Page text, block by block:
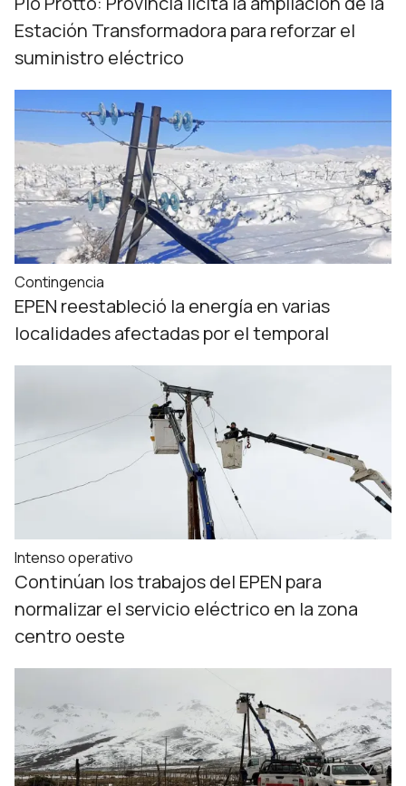
Estación Transformadora para reforzar el
suministro eléctrico
Contingencia
EPEN reestableció la energía en varias
localidades afectadas por el temporal
Intenso operativo
Continúan los trabajos del EPEN para
normalizar el servicio eléctrico en la zona
centro oeste